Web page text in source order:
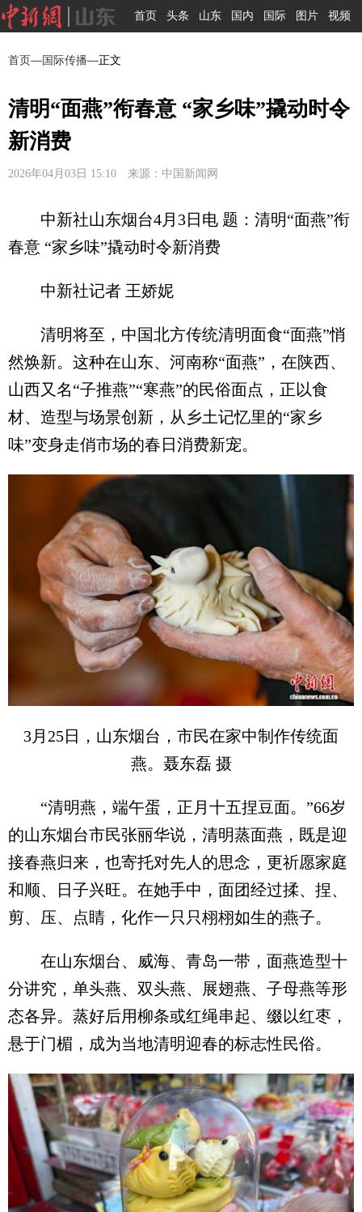
首页 头条 山东 国内 国际 图片 视频
首页— 国际传播—正文
清明“面燕”衔春意 “家乡味”撬动时令
新消费
2026年04月03日 15:10 来源：中国新闻网
中新社山东烟台4月3日电 题：清明“面燕”衔
春意 “家乡味”撬动时令新消费
中新社记者 王娇妮
清明将至，中国北方传统清明面食“面燕”悄
然焕新。这种在山东、河南称“面燕”，在陕西、
山西又名“子推燕”“寒燕”的民俗面点，正以食
材、造型与场景创新，从乡土记忆里的“家乡
味”变身走俏市场的春日消费新宠。
3月25日，山东烟台，市民在家中制作传统面
燕。聂东磊 摄
“清明燕，端午蛋，正月十五捏豆面。”66岁
的山东烟台市民张丽华说，清明蒸面燕，既是迎
接春燕归来，也寄托对先人的思念，更祈愿家庭
和顺、日子兴旺。在她手中，面团经过揉、捏、
剪、压、点睛，化作一只只栩栩如生的燕子。
在山东烟台、威海、青岛一带，面燕造型十
分讲究，单头燕、双头燕、展翅燕、子母燕等形
态各异。蒸好后用柳条或红绳串起、缀以红枣，
悬于门楣，成为当地清明迎春的标志性民俗。